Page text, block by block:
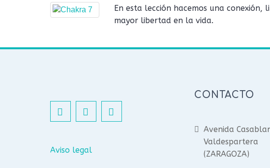
En esta lección hacemos una
mayor libertad en la vida.
Aviso legal
CONTACTO
Avenida
Valdespartera
(ZARAGOZA)